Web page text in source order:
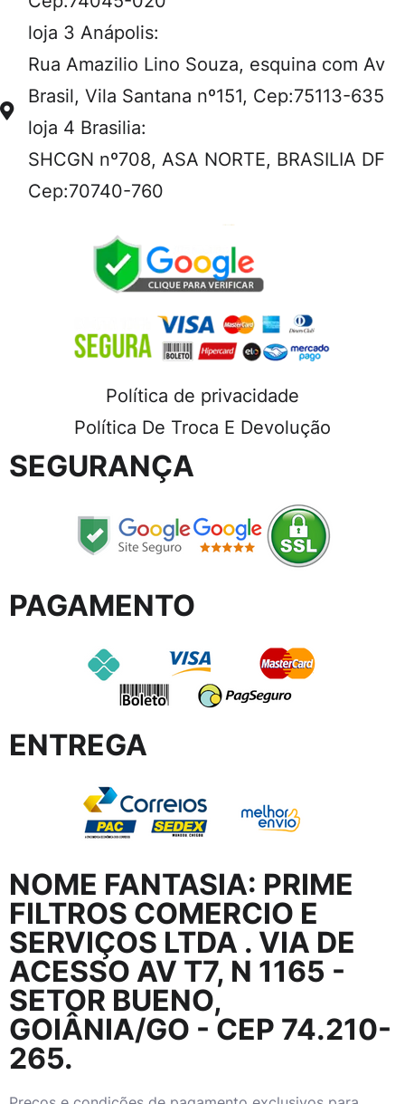
loja 3 Anápolis:
Rua Amazilio Lino Souza, esquina com Av
Brasil, Vila Santana nº151, Cep:75113-635
loja 4 Brasilia:
SHCGN nº708, ASA NORTE, BRASILIA DF
Cep:70740-760
Política de privacidade
Política De Troca E Devolução
SEGURANÇA
PAGAMENTO
ENTREGA
NOME FANTASIA: PRIME
FILTROS COMERCIO E
SERVIÇOS LTDA . VIA DE
ACESSO AV T7, N 1165 -
SETOR BUENO,
GOIÂNIA/GO - CEP 74.210-
265.